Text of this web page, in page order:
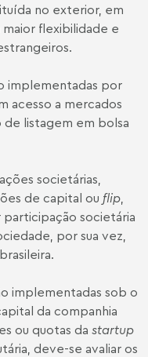
no exterior, em
flexibilidade e
implementadas por
acesso a mercados
listagem em bolsa
societárias,
de capital ou flip
participação societária
por sua vez,
brasileira.
implementadas sob o
da companhia
ou quotas da startup
deve-se avaliar os